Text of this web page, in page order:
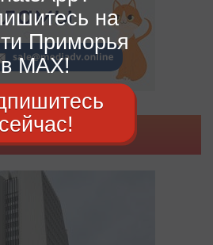
на
Приморья
в MAX!
сейчас!